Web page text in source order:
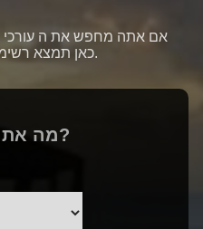
אם אתה מחפש את ה עורכי
כאן תמצא רשימה מקיפה שתעזור לך לבחור נכון.
מה אתה מחפש?